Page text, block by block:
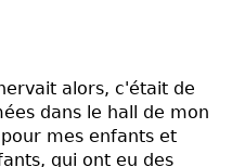
alors, c'était de
dans le hall de mon
mes enfants et
qui ont eu des